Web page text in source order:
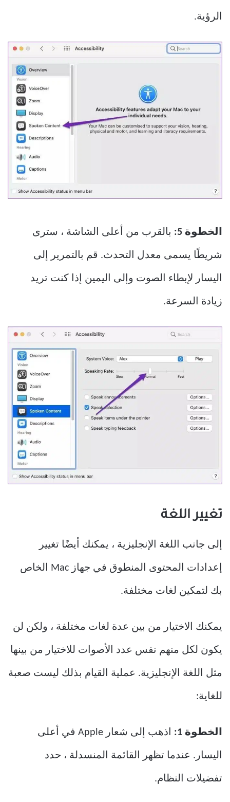
الرؤية.
الخطوة 5: بالقرب من أعلى الشاشة ، سترى
شريطًا يسمى معدل التحدث. قم بالتمرير إلى
اليسار لإبطاء الصوت وإلى اليمين إذا كنت تريد
زيادة السرعة.
تغيير اللغة
إلى جانب اللغة الإنجليزية ، يمكنك أيضًا تغيير
إعدادات المحتوى المنطوق في جهاز Mac الخاص
بك لتمكين لغات مختلفة.
يمكنك الاختيار من بين عدة لغات مختلفة ، ولكن لن
يكون لكل منهم نفس عدد الأصوات للاختيار من بينها
مثل اللغة الإنجليزية. عملية القيام بذلك ليست صعبة
للغاية:
الخطوة 1: اذهب إلى شعار Apple في أعلى
اليسار. عندما تظهر القائمة المنسدلة ، حدد
تفضيلات النظام.